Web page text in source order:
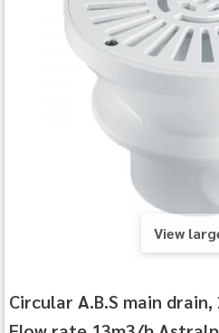
View
Circular A.B.S main